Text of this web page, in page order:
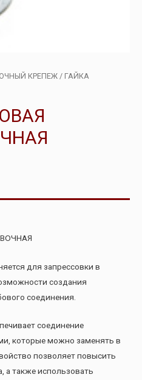
КРЕПЕЖ/ ГАЙКА
для запрессовки в
создания
соединения.
соединение
которые можно заменять в
позволяет повысить
а также использовать